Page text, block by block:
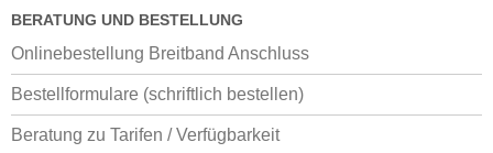
BERATUNG UND BESTELLUNG
Onlinebestellung Breitband Anschluss
Bestellformulare (schriftlich bestellen)
Beratung zu Tarifen / Verfügbarkeit